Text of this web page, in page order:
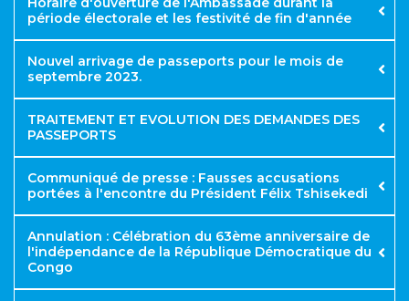
https://passeport.equitybcdc.cd
https://ambardc.be/rendez-vous-passeport/
N.B
https://ambardc.be/conditions-
dobtention
période électorale et les festivité de fin d'année
Nouvel arrivage de passeports pour le mois de
septembre 2023.
Retrait de passeports
TRAITEMENT ET EVOLUTION DES DEMANDES DES
PASSEPORTS
Communiqué de presse : Fausses accusations
portées à l'encontre du Président Félix Tshisekedi
Annulation : Célébration du 63ème anniversaire de
l'indépendance de la République Démocratique du
Congo